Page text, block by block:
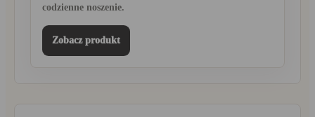
codzienne noszenie.
Zobacz produkt